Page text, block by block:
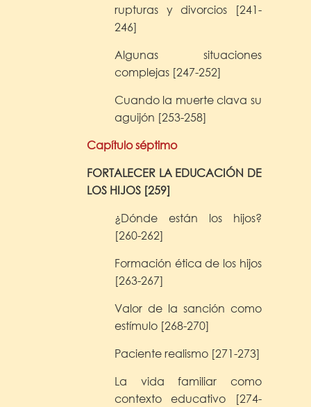
rupturas y divorcios [241-
246]
Algunas situaciones
complejas [247-252]
Cuando la muerte clava su
aguijón [253-258]
Capítulo séptimo
FORTALECER LA EDUCACIÓN DE
LOS HIJOS [259]
¿Dónde están los hijos?
[260-262]
Formación ética de los hijos
[263-267]
Valor de la sanción como
estímulo [268-270]
Paciente realismo [271-273]
La vida familiar como
contexto educativo [274-